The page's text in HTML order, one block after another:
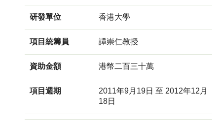
研發單位 香港大學
項目統籌員 譚崇仁教授
資助金額 港幣二百三十萬
項目週期
2011年9月19日 至 2012年12月
18日